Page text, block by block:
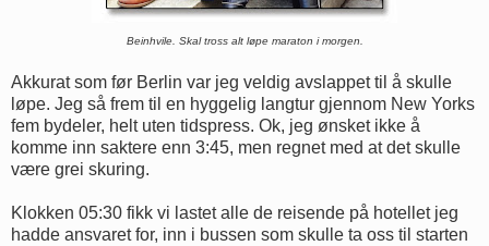
Beinhvile. Skal tross alt løpe maraton i morgen.
Akkurat som før Berlin var jeg veldig avslappet til å skulle
løpe. Jeg så frem til en hyggelig langtur gjennom New Yorks
fem bydeler, helt uten tidspress. Ok, jeg ønsket ikke å
komme inn saktere enn 3:45, men regnet med at det skulle
være grei skuring.
Klokken 05:30 fikk vi lastet alle de reisende på hotellet jeg
hadde ansvaret for, inn i bussen som skulle ta oss til starten